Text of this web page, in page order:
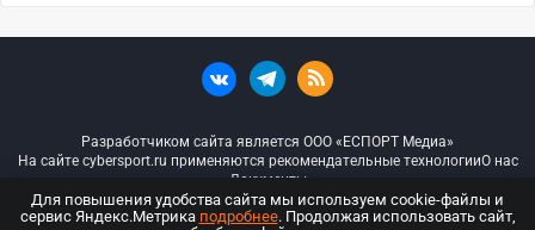
Разработчиком сайта является ООО «ЕСПОРТ Медиа»
На сайте cybersport.ru применяются рекомендательные технологииО нас
Документы
© ООО «Киберспорт.ру» — Все права защищены
Для повышения удобства сайта мы используем cookie-файлы и
сервис Яндекс.Метрика подробнее. Продолжая использовать сайт,